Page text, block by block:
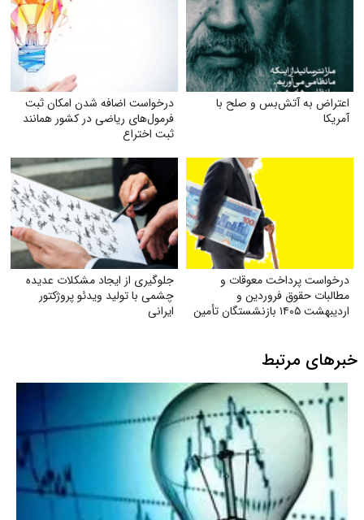
اعتراض به آتش‌بس و صلح با
آمریکا
درخواست اضافه شدن امکان ثبت
فرمول‌های ریاضی در کشور همانند
ثبت اختراع
درخواست پرداخت معوقات و
مطالبات حقوق فروردین و
اردیبهشت ۱۴۰۵ بازنشستگان تأمین
جلوگیری از ایجاد مشکلات عدیده
چشمی با تولید ویدئو پروژکتور
ایرانی
خبرهای مرتبط